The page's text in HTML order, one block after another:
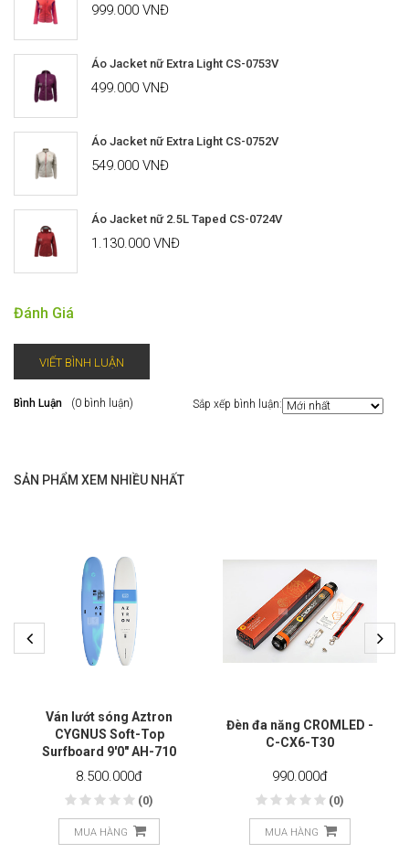
999.000 VNĐ
Áo Jacket nữ Extra Light CS-0753V
499.000 VNĐ
Áo Jacket nữ Extra Light CS-0752V
549.000 VNĐ
Áo Jacket nữ 2.5L Taped CS-0724V
1.130.000 VNĐ
Đánh Giá
VIẾT BÌNH LUẬN
Bình Luận (0 bình luận) Sắp xếp bình luận:
SẢN PHẨM XEM NHIỀU NHẤT
Ván lướt sóng Aztron
CYGNUS Soft-Top
Surfboard 9'0" AH-710
8.500.000đ
(0)
MUA HÀNG
Đèn đa năng CROMLED -
C-CX6-T30
990.000đ
(0)
MUA HÀNG